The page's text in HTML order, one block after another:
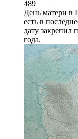
489
День матери в
есть в
дату закрепил
года.